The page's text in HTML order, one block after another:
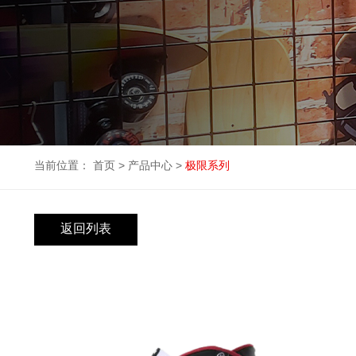
当前位置： 首页> 产品中心> 极限系列
返回列表